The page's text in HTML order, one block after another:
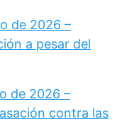
de 2026 –
a pesar del
de 2026 –
contra las